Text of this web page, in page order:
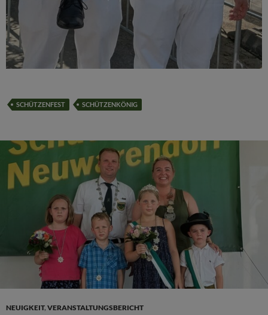
SCHÜTZENFEST SCHÜTZENKÖNIG
NEUIGKEIT, VERANSTALTUNGSBERICHT